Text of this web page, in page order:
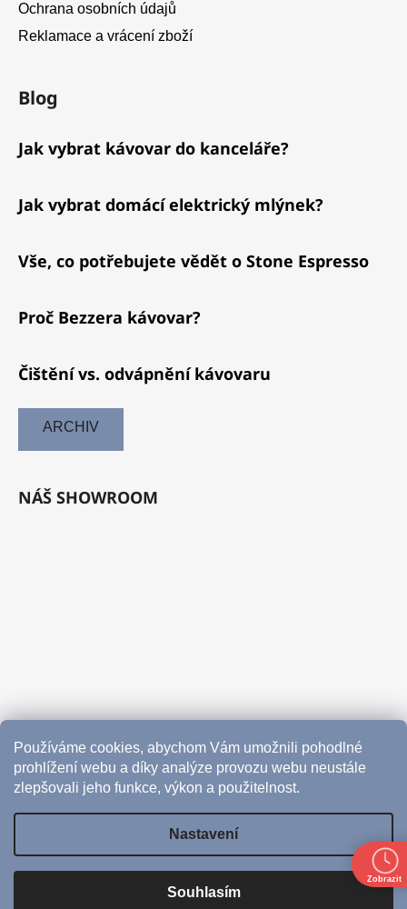
Používáme cookies, abychom Vám umožnili pohodlné
prohlížení webu a díky analýze provozu webu neustále
zlepšovali jeho funkce, výkon a použitelnost.
Nastavení
Souhlasím
Ochrana osobních údajů
Reklamace a vrácení zboží
Blog
Jak vybrat kávovar do kanceláře?
Jak vybrat domácí elektrický mlýnek?
Vše, co potřebujete vědět o Stone Espresso
Proč Bezzera kávovar?
Čištění vs. odvápnění kávovaru
ARCHIV
NÁŠ SHOWROOM
CoffeeHub. Všechna práva vyhrazena.
Zobrazit